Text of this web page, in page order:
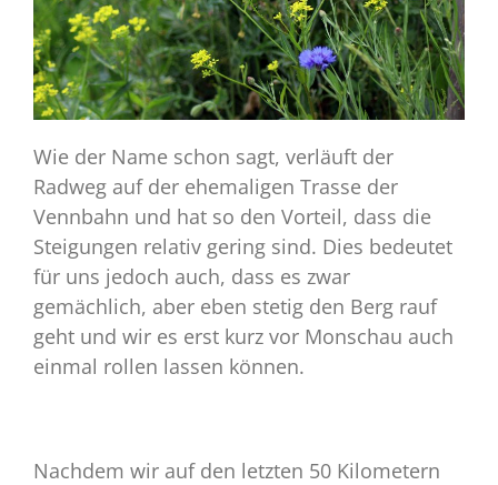
Wie der Name schon sagt, verläuft der
Radweg auf der ehemaligen Trasse der
Vennbahn und hat so den Vorteil, dass die
Steigungen relativ gering sind. Dies bedeutet
für uns jedoch auch, dass es zwar
gemächlich, aber eben stetig den Berg rauf
geht und wir es erst kurz vor Monschau auch
einmal rollen lassen können.
Nachdem wir auf den letzten 50 Kilometern